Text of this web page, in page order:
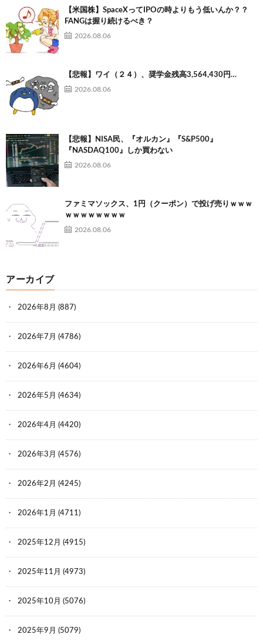
【米国株】SpaceXってIPOの時よりもう低いんか？？
FANGは握り続けるべき？
2026.08.06
【悲報】ワイ（２４）、奨学金残高3,564,430円…
2026.08.06
【悲報】NISA民、『オルカン』『S&P500』
『NASDAQ100』しか買わない
2026.08.06
ファミマソックス、1円（クーポン）で投げ売りｗｗｗ
ｗｗｗｗｗｗｗｗ
2026.08.06
アーカイブ
2026年8月 (887)
2026年7月 (4786)
2026年6月 (4604)
2026年5月 (4634)
2026年4月 (4420)
2026年3月 (4576)
2026年2月 (4245)
2026年1月 (4711)
2025年12月 (4915)
2025年11月 (4973)
2025年10月 (5076)
2025年9月 (5079)